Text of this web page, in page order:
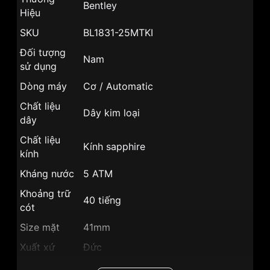
Hiệu
Bentley
SKU
BL1831-25MTKI
Đối tượng
sử dụng
Nam
Dòng máy
Cơ / Automatic
Chất liệu
dây
Dây kim loại
Chất liệu
kính
Kính sapphire
Kháng nước
5 ATM
Khoảng trữ
cót
40 tiếng
Size mặt
41mm
Xuất xứ
Đức
Vỏ Thép không gỉ 316L